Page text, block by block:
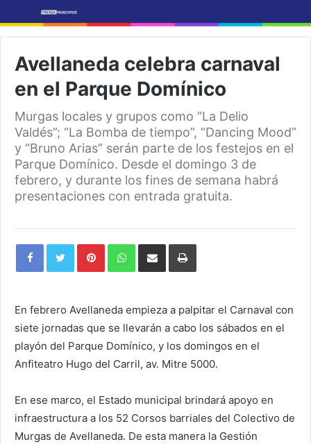
Avellaneda celebra carnaval
en el Parque Domínico
Murgas locales y grupos como “La Delio
Valdés”; “La Bomba de tiempo”, “Dancing Mood”
y “Bruno Arias” serán parte de los festejos en el
Parque Domínico. Desde el domingo 3 de
febrero, y durante los fines de semana habrá
presentaciones con entrada gratuita.
PinterestWhatsAppShare
Email
Print
En febrero Avellaneda empieza a palpitar el Carnaval con
siete jornadas que se llevarán a cabo los sábados en el
playón del Parque Domínico, y los domingos en el
Anfiteatro Hugo del Carril, av. Mitre 5000.
En ese marco, el Estado municipal brindará apoyo en
infraestructura a los 52 Corsos barriales del Colectivo de
Murgas de Avellaneda. De esta manera la Gestión